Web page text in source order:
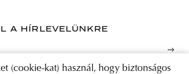
(cookie-kat) használ, hogy biztonságos
A HÍRLEVELÜNKRE